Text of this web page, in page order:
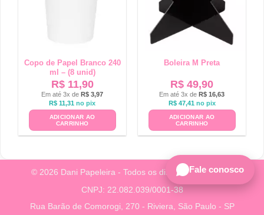
Copo de Papel Branco 240
ml – (8 unid)
R$11,90
Em até 3x de R$ 3,97
R$ 11,31 no pix
ADICIONAR AO
CARRINHO
Boleira M Preta
R$ 49,90
Em até 3x de R$ 16,63
R$47,41 no pix
ADICIONAR AO
CARRINHO
© 2026 Dani Papeleira - Todos os direitos reservados.
CNPJ: 22.082.039/0001-38
Rua Barão de Comorogi, 270 - Riviera, São Paulo - SP
Fale conosco